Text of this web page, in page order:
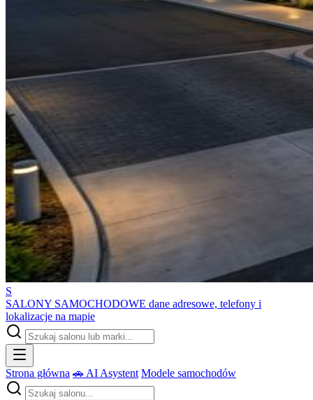
S
SALONY SAMOCHODOWE dane adresowe, telefony i
lokalizacje na mapie
Strona główna 🚗 AI Asystent Modele samochodów